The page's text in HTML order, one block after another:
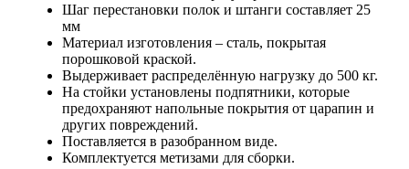
Шаг перестановки полок и штанги составляет 25
мм
Материал изготовления – сталь, покрытая
порошковой краской.
Выдерживает распределённую нагрузку до 500 кг.
На стойки установлены подпятники, которые
предохраняют напольные покрытия от царапин и
других повреждений.
Поставляется в разобранном виде.
Комплектуется метизами для сборки.